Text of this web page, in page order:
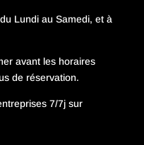
Lundi au Samedi, et à
avant les horaires
de réservation.
7/7j sur